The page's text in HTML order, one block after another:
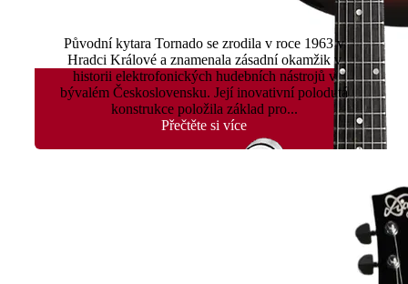
Původní kytara Tornado se zrodila v roce 1963 v
Hradci Králové a znamenala zásadní okamžik v
historii elektrofonických hudebních nástrojů v
bývalém Československu. Její inovativní polodutá
konstrukce položila základ pro...
Přečtěte si více